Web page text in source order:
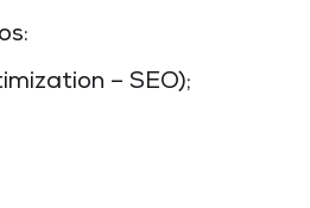
– SEO);